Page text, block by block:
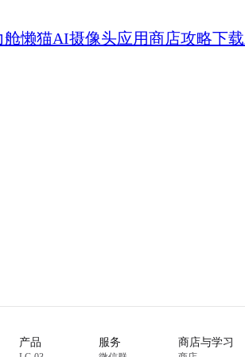
舱懒猫AI摄像头应用商店攻略下载
产品 服务 商店与学习